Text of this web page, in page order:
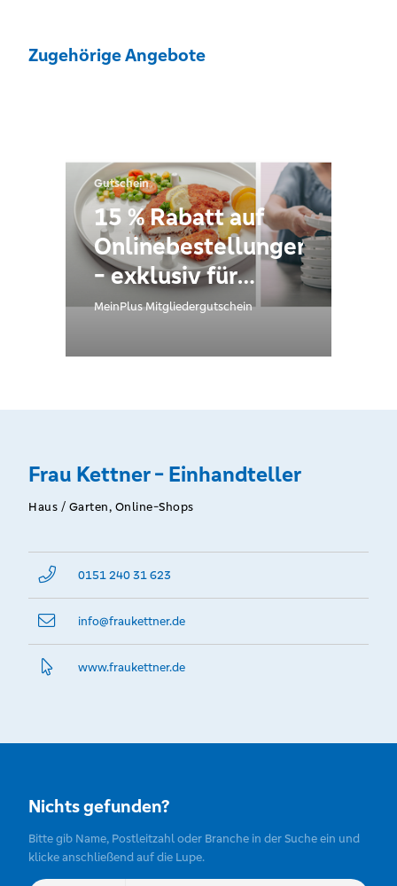
Zugehörige Angebote
Gutschein
15 % Rabatt auf
Onlinebestellungen
- exklusiv für
registrierte
www.meinplus.de
MeinPlus Mitgliedergutschein
Frau Kettner - Einhandteller
Haus / Garten, Online-Shops
0151 240 31 623
info@­fraukettner.de
www.­fraukettner.­de
Nichts gefunden?
Bitte gib Name, Postleitzahl oder Branche in der Suche ein und
klicke anschließend auf die Lupe.